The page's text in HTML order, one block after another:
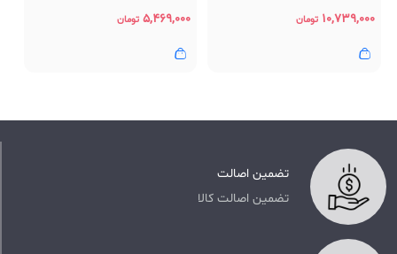
۱۰,۷۳۹,۰۰۰ تومان ۵,۴۶۹,۰۰۰ تومان
تضمین اصالت
تضمین اصالت کالا